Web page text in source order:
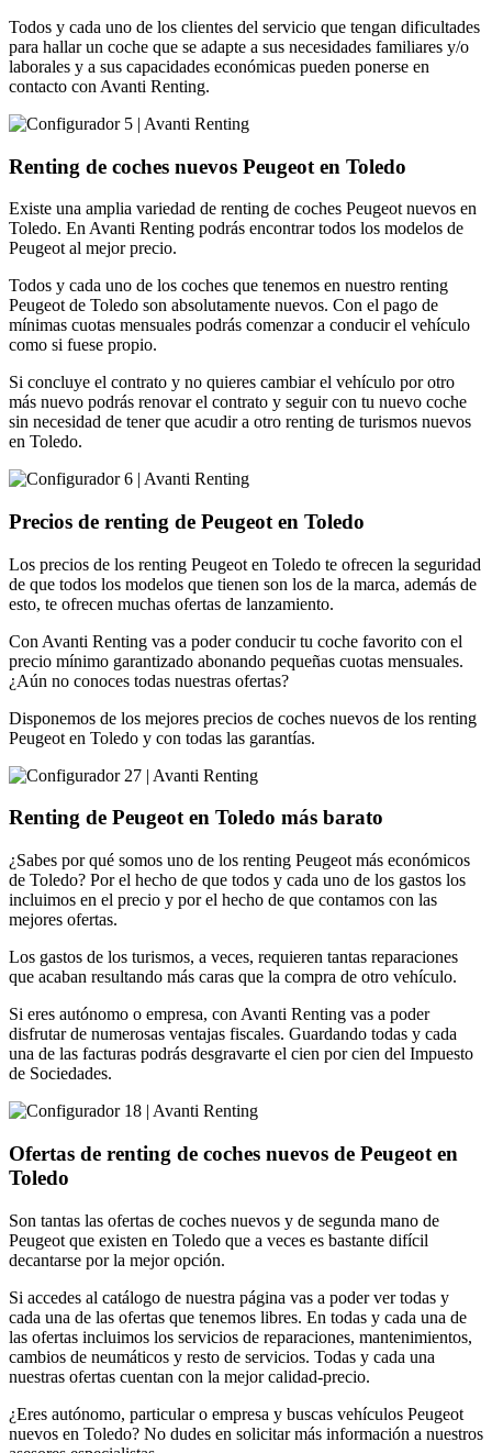
Todos y cada uno de los clientes del servicio que tengan dificultades
para hallar un coche que se adapte a sus necesidades familiares y/o
laborales y a sus capacidades económicas pueden ponerse en
contacto con Avanti Renting.
Renting de coches nuevos Peugeot en Toledo
Existe una amplia variedad de renting de coches Peugeot nuevos en
Toledo. En Avanti Renting podrás encontrar todos los modelos de
Peugeot al mejor precio.
Todos y cada uno de los coches que tenemos en nuestro renting
Peugeot de Toledo son absolutamente nuevos. Con el pago de
mínimas cuotas mensuales podrás comenzar a conducir el vehículo
como si fuese propio.
Si concluye el contrato y no quieres cambiar el vehículo por otro
más nuevo podrás renovar el contrato y seguir con tu nuevo coche
sin necesidad de tener que acudir a otro renting de turismos nuevos
en Toledo.
Precios de renting de Peugeot en Toledo
Los precios de los renting Peugeot en Toledo te ofrecen la seguridad
de que todos los modelos que tienen son los de la marca, además de
esto, te ofrecen muchas ofertas de lanzamiento.
Con Avanti Renting vas a poder conducir tu coche favorito con el
precio mínimo garantizado abonando pequeñas cuotas mensuales.
¿Aún no conoces todas nuestras ofertas?
Disponemos de los mejores precios de coches nuevos de los renting
Peugeot en Toledo y con todas las garantías.
Renting de Peugeot en Toledo más barato
¿Sabes por qué somos uno de los renting Peugeot más económicos
de Toledo? Por el hecho de que todos y cada uno de los gastos los
incluimos en el precio y por el hecho de que contamos con las
mejores ofertas.
Los gastos de los turismos, a veces, requieren tantas reparaciones
que acaban resultando más caras que la compra de otro vehículo.
Si eres autónomo o empresa, con Avanti Renting vas a poder
disfrutar de numerosas ventajas fiscales. Guardando todas y cada
una de las facturas podrás desgravarte el cien por cien del Impuesto
de Sociedades.
Ofertas de renting de coches nuevos de Peugeot en
Toledo
Son tantas las ofertas de coches nuevos y de segunda mano de
Peugeot que existen en Toledo que a veces es bastante difícil
decantarse por la mejor opción.
Si accedes al catálogo de nuestra página vas a poder ver todas y
cada una de las ofertas que tenemos libres. En todas y cada una de
las ofertas incluimos los servicios de reparaciones, mantenimientos,
cambios de neumáticos y resto de servicios. Todas y cada una
nuestras ofertas cuentan con la mejor calidad-precio.
¿Eres autónomo, particular o empresa y buscas vehículos Peugeot
nuevos en Toledo? No dudes en solicitar más información a nuestros